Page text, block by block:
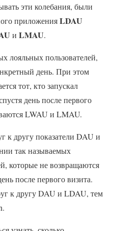
эти колебания, были
приложенияLDAU
и LMAU.
лояльных пользователей,
день. При этом
тот, кто запускал
день после первого
LWAU и LMAU.
к другу показатели DAU и
так называемых
которые не возвращаются
после первого визита.
к другу DAU и LDAU, тем